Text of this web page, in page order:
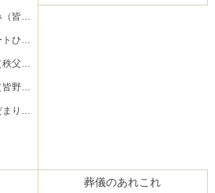
町）
田町）
町）
町）
田町）
葬儀のあれこれ